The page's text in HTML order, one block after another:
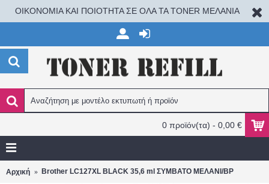
ΟΙΚΟΝΟΜΙΑ ΚΑΙ ΠΟΙΟΤΗΤΑ ΣΕ ΟΛΑ ΤΑ TONER ΜΕΛΑΝΙΑ
0 προϊόν(τα) - 0,00 €
Αρχική Brother LC127XL BLACK 35,6 ml ΣΥΜΒΑΤΟ ΜΕΛΑΝΙ/BP